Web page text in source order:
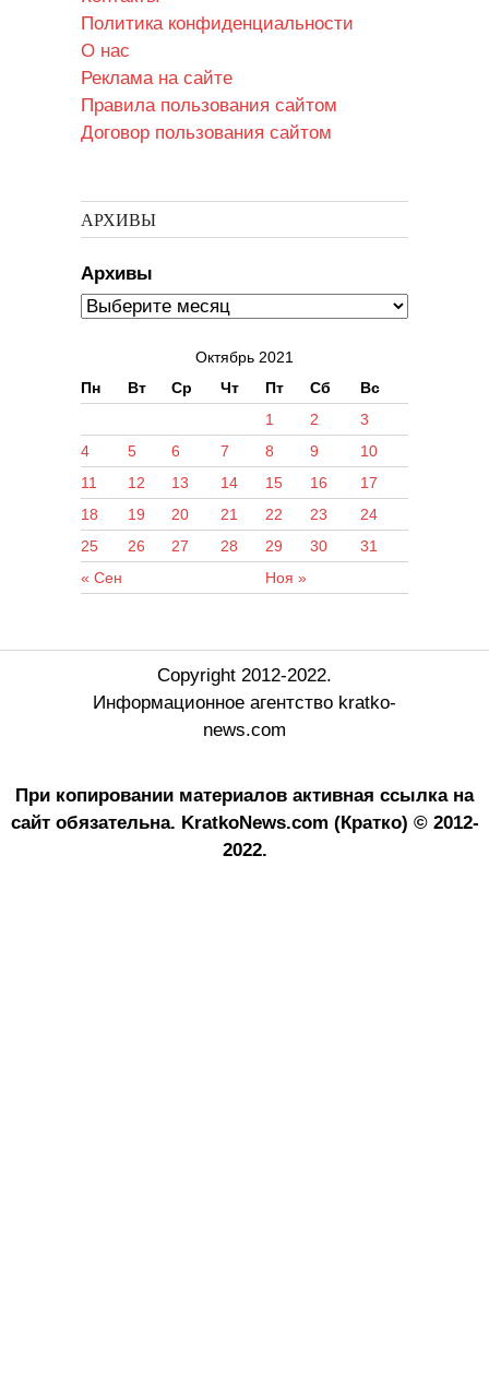
Политика конфиденциальности
О нас
Реклама на сайте
Правила пользования сайтом
Договор пользования сайтом
АРХИВЫ
Архивы
Октябрь 2021
Пн
Вт Ср Чт Пт Сб Вс
« Сен Ноя »
1 2
3
4
5 6 7 8 9
10
11
12 13 14 15 16
17
18
19 20 21 22 23
24
25
26 27 28 29 30 31
Copyright 2012-2022.
Информационное агентство kratko-
news.com
При копировании материалов активная ссылка на
сайт обязательна. KratkoNews.com (Кратко) © 2012-
2022.